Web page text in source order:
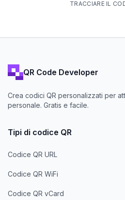
TRACCIARE IL
QR Code Developer
Crea codici QR personalizzati per
personale. Gratis e facile.
Tipi di codice QR
Codice QR URL
Codice QR WiFi
Codice QR vCard